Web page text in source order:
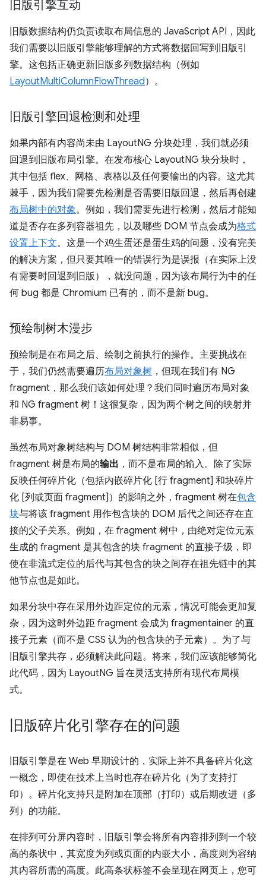
旧版引擎互动
旧版数据结构仍负责读取布局信息的 JavaScript API，因此
我们需要以旧版引擎能够理解的方式将数据回写到旧版引
擎。这包括正确更新旧版多列数据结构（例如
LayoutMultiColumnFlowThread）。
旧版引擎回退检测和处理
如果内部有内容尚未由 LayoutNG 分块处理，我们就必须
回退到旧版布局引擎。在发布核心 LayoutNG 块分块时，
其中包括 flex、网格、表格以及任何要输出的内容。这尤其
棘手，因为我们需要先检测是否需要旧版回退，然后再创建
布局树中的对象。例如，我们需要先进行检测，然后才能知
道是否存在多列容器祖先，以及哪些 DOM 节点会成为格式
设置上下文。这是一个鸡生蛋还是蛋生鸡的问题，没有完美
的解决方案，但只要其唯一的错误行为是误报（在实际上没
有需要时回退到旧版），就没问题，因为该布局行为中的任
何 bug 都是 Chromium 已有的，而不是新 bug。
预绘制树木漫步
预绘制是在布局之后、绘制之前执行的操作。 主要挑战在
于，我们仍然需要遍历布局对象树 ，但现在我们有 NG
fragment，那么我们该如何处理？我们同时遍历布局对象
和 NG fragment 树！这很复杂，因为两个树之间的映射并
非易事。
虽然布局对象树结构与 DOM 树结构非常相似，但
fragment 树是布局的输出 ，而不是布局的输入。除了实际
反映任何碎片化（包括内嵌碎片化 [行 fragment] 和块碎片
化 [列或页面 fragment]）的影响之外，fragment 树在包含
块与将该 fragment 用作包含块的 DOM 后代之间还存在直
接的父子关系。例如，在 fragment 树中，由绝对定位元素
生成的 fragment 是其包含的块 fragment 的直接子级，即
使在非流式定位的后代与其包含的块之间存在祖先链中的其
他节点也是如此。
如果分块中存在采用外边距定位的元素，情况可能会更加复
杂，因为这时外边距 fragment 会成为 fragmentainer 的直
接子元素（而不是 CSS 认为的包含块的子元素）。为了与
旧版引擎共存，必须解决此问题。将来，我们应该能够简化
此代码，因为 LayoutNG 旨在灵活支持所有现代布局模
式。
旧版碎片化引擎存在的问题
旧版引擎是在 Web 早期设计的，实际上并不具备碎片化这
一概念，即使在技术上当时也存在碎片化（为了支持打
印）。碎片化支持只是附加在顶部（打印）或后期改进（多
列）的功能。
在排列可分屏内容时，旧版引擎会将所有内容排列到一个较
高的条状中，其宽度为列或页面的内嵌大小，高度则为容纳
其内容所需的高度。此高条状标签不会呈现在网页上，您可